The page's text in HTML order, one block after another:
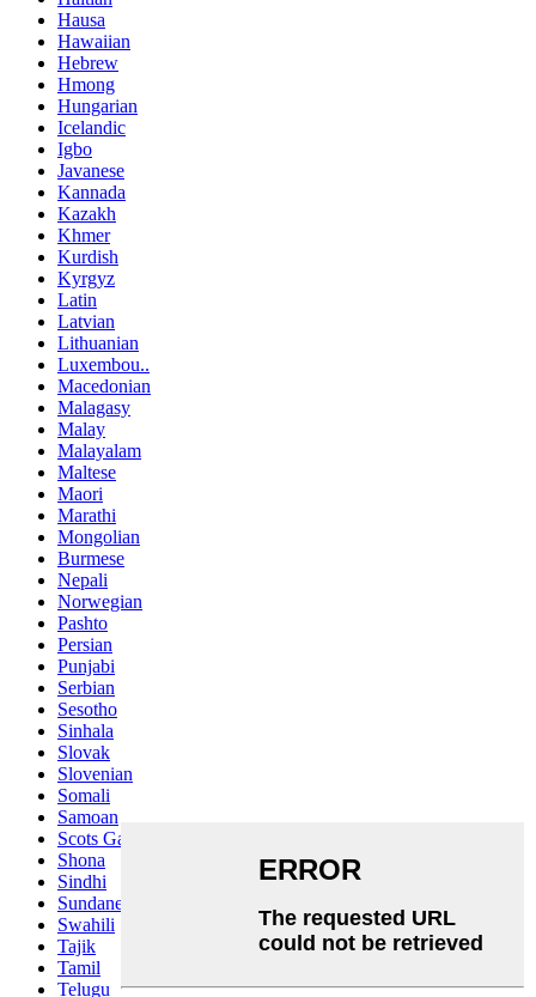
Hausa
Hawaiian
Hebrew
Hmong
Hungarian
Icelandic
Igbo
Javanese
Kannada
Kazakh
Khmer
Kurdish
Kyrgyz
Latin
Latvian
Lithuanian
Luxembou..
Macedonian
Malagasy
Malay
Malayalam
Maltese
Maori
Marathi
Mongolian
Burmese
Nepali
Norwegian
Pashto
Persian
Punjabi
Serbian
Sesotho
Sinhala
Slovak
Slovenian
Somali
Samoan
Scots Gaelic
Shona
Sindhi
Sundanese
Swahili
Tajik
Tamil
Telugu